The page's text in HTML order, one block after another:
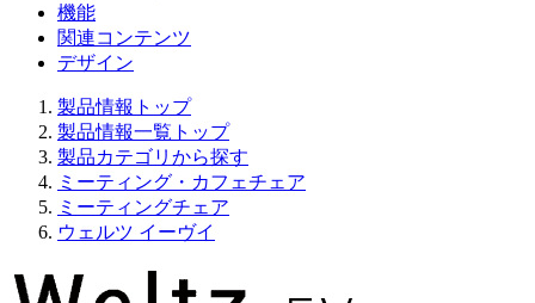
機能
関連コンテンツ
デザイン
製品情報トップ
製品情報一覧トップ
製品カテゴリから探す
ミーティング・カフェチェア
ミーティングチェア
ウェルツ イーヴイ